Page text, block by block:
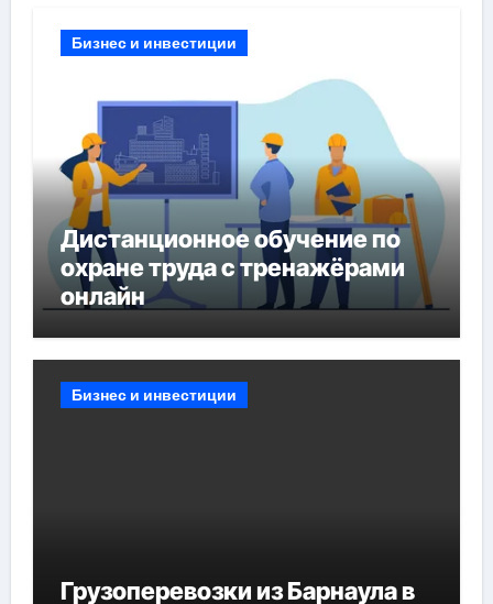
Бизнес и инвестиции
Дистанционное обучение по
охране труда с тренажёрами
онлайн
Бизнес и инвестиции
Грузоперевозки из Барнаула в